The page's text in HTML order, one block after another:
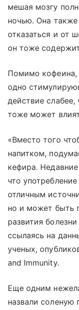
мешая мозгу
ночью. Она
отказаться и от
он тоже
Помимо кофеина,
одно
действие
тоже может
«Вместо того
напитком,
кефира.
что
отличным
но и может быть
развития
ссылаясь на
ученых,
and Immunity.
Еще одним
назвали соленую